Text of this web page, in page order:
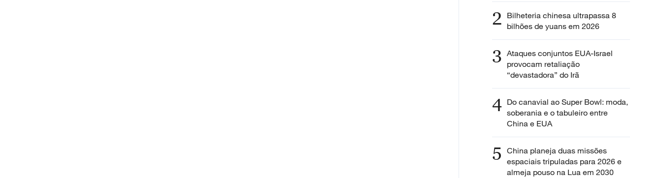
2 Bilheteria chinesa ultrapassa 8
bilhões de yuans em 2026
3 Ataques conjuntos EUA-Israel
provocam retaliação
“devastadora” do Irã
4 Do canavial ao Super Bowl: moda,
soberania e o tabuleiro entre
China e EUA
5 China planeja duas missões
espaciais tripuladas para 2026 e
almeja pouso na Lua em 2030